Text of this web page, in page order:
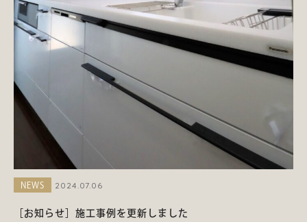
NEWS 2024.07.06
［お知らせ］施工事例を更新しました